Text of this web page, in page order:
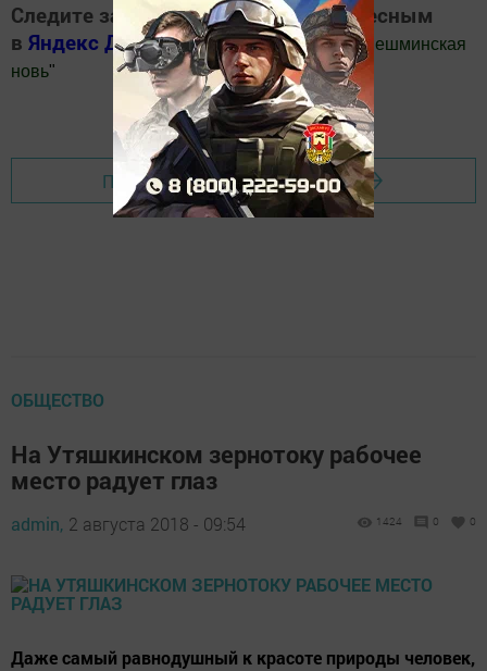
Следите за самым важным и интересным
в Яндекс ДзениТелеграм канале"Шешминская
новь"
Добавить Шешминскую новь в Яндекс.Новости
Перейти на страницу новости
ОБЩЕСТВО
На Утяшкинском зернотоку рабочее
место радует глаз
admin, 2 августа 2018 - 09:54 1424 0 0
Даже самый равнодушный к красоте природы человек,